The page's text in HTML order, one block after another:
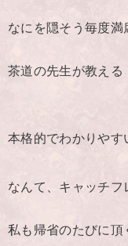
なにを隠そう毎度満
茶道の先生が教える
本格的でわかりやす
なんて、キャッチ
私も帰省のたびに頂